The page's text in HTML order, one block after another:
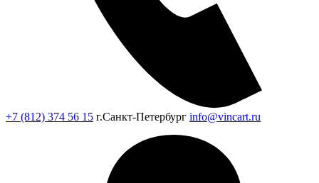
+7 (812) 374 56 15 г.Санкт-Петербург info@vincart.ru